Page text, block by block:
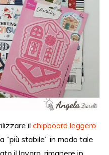
ilchipboard leggero
“più stabile” in modo tale